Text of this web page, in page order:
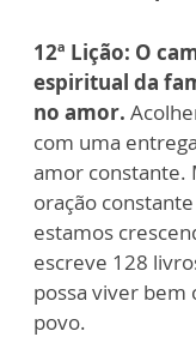
12ª Lição: O
espiritual da
no amor.
com uma
amor constante.
oração
estamos
escreve 128
possa viver bem
povo.